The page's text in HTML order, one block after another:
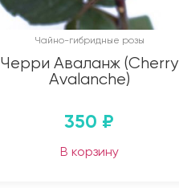
Чайно-гибридные розы
Черри Аваланж (Cherry
Avalanche)
350 ₽
В корзину